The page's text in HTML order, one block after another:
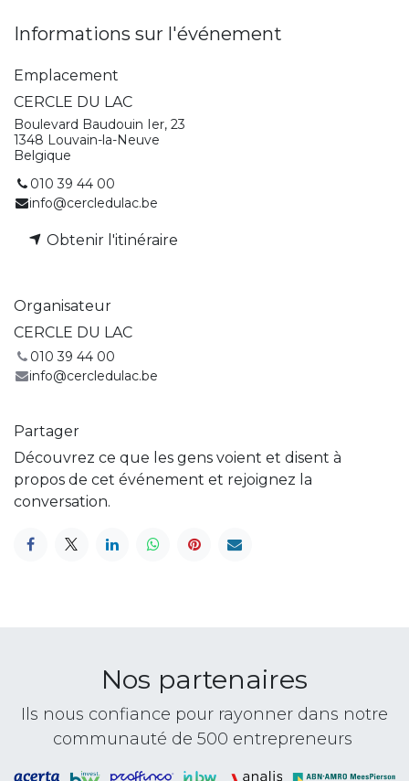
Informations sur l'événement
Emplacement
CERCLE DU LAC
Boulevard Baudouin Ier, 23
1348 Louvain-la-Neuve
Belgique
010 39 44 00
info@cercledulac.be
Obtenir l'itinéraire
Organisateur
CERCLE DU LAC
010 39 44 00
info@cercledulac.be
Partager
Découvrez ce que les gens voient et disent à
propos de cet événement et rejoignez la
conversation.
Nos partenaires
Ils nous confiance pour rayonner dans notre
communauté de 500 entrepreneurs